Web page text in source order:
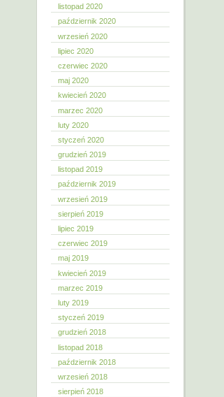
listopad 2020
październik 2020
wrzesień 2020
lipiec 2020
czerwiec 2020
maj 2020
kwiecień 2020
marzec 2020
luty 2020
styczeń 2020
grudzień 2019
listopad 2019
październik 2019
wrzesień 2019
sierpień 2019
lipiec 2019
czerwiec 2019
maj 2019
kwiecień 2019
marzec 2019
luty 2019
styczeń 2019
grudzień 2018
listopad 2018
październik 2018
wrzesień 2018
sierpień 2018